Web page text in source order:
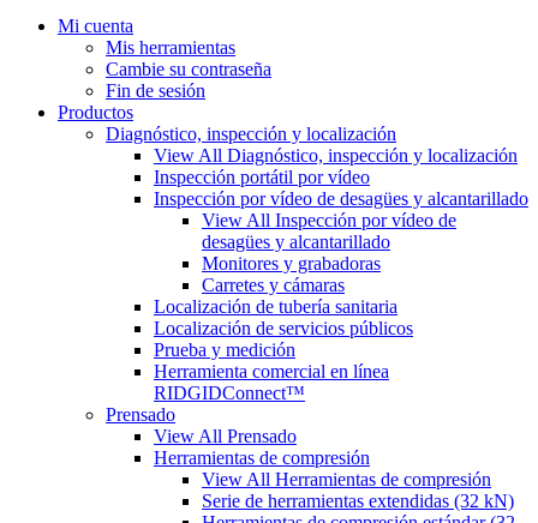
Mi cuenta
Mis herramientas
Cambie su contraseña
Fin de sesión
Productos
Diagnóstico, inspección y localización
View All Diagnóstico, inspección y localización
Inspección portátil por vídeo
Inspección por vídeo de desagües y alcantarillado
View All Inspección por vídeo de
desagües y alcantarillado
Monitores y grabadoras
Carretes y cámaras
Localización de tubería sanitaria
Localización de servicios públicos
Prueba y medición
Herramienta comercial en línea
RIDGIDConnect™
Prensado
View All Prensado
Herramientas de compresión
View All Herramientas de compresión
Serie de herramientas extendidas (32 kN)